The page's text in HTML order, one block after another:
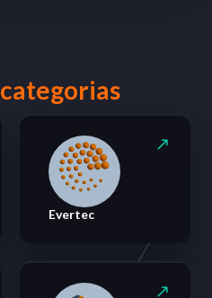
categorias
Evertec